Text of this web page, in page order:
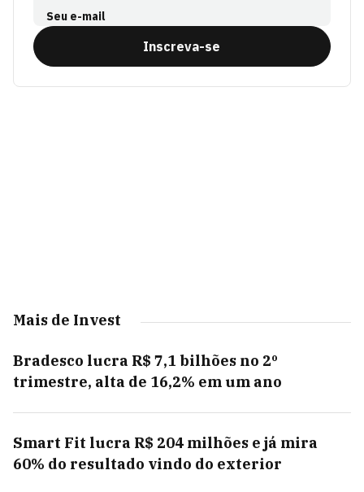
Seu e-mail
Inscreva-se
Mais de Invest
Bradesco lucra R$ 7,1 bilhões no 2º
trimestre, alta de 16,2% em um ano
Smart Fit lucra R$ 204 milhões e já mira
60% do resultado vindo do exterior